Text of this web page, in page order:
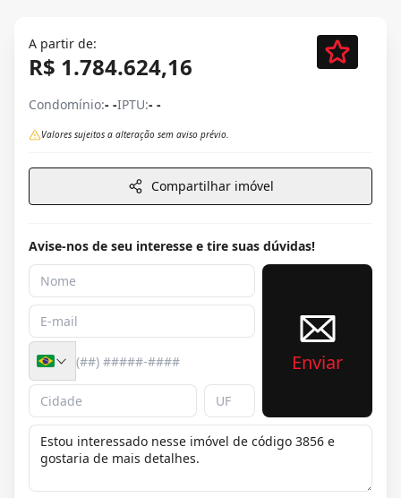
A partir de:
R$ 1.784.624,16
Condomínio:- -IPTU:- -
Valores sujeitos a alteração sem aviso prévio.
Compartilhar imóvel
Avise-nos de seu interesse e tire suas dúvidas!
Enviar